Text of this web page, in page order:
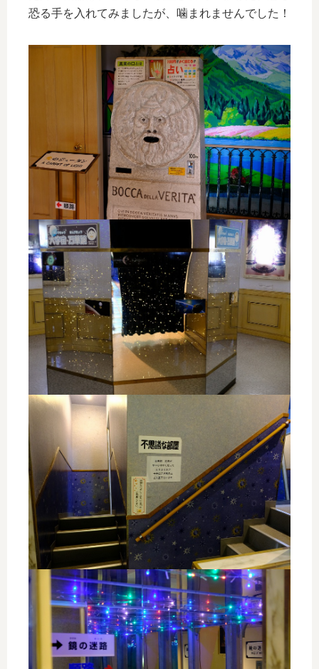
恐る手を入れてみましたが、噛まれませんでした！